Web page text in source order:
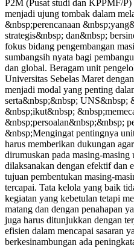
P2M (Pusat studi dan KPPMF/
menjadi ujung tombak dalam
&nbsp;perencanaan
strategis&nbsp; dan&nbsp;
fokus bidang pengembangan
sumbangsih nyata bagi
dan global. Beragam unit
Universitas Sebelas Maret
menjadi modal yang penting
serta&nbsp;&nbsp; UNS&nbsp;
&nbsp;ikut&nbsp;
&nbsp;persoalan&nbsp;&nbsp;
&nbsp;Mengingat pentingnya
harus memberikan dukungan
dirumuskan pada masing-
dilaksanakan dengan efektif dan
tujuan pembentukan masing-
tercapai. Tata kelola yang baik
kegiatan yang kebetulan tetapi
matang dan dengan penahapan
juga harus ditunjukkan dengan
efisien dalam mencapai sasaran
berkesinambungan ada